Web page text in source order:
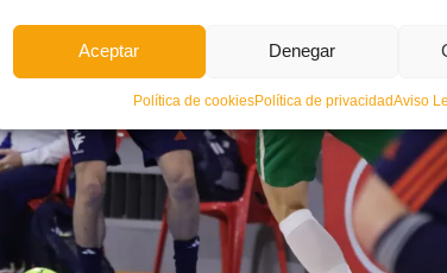
Aceptar Denegar
Política de cookiesPolítica de privacidadAviso